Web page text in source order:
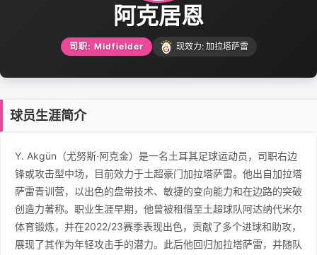
阿克居恩
司职: Midfielder 现效力: 加拉塔萨雷
球员生涯简介
Y. Akgün（尤努斯·阿克金）是一名土耳其足球运动员，司职右边
锋或攻击型中场，目前效力于土超豪门加拉塔萨雷。他出自加拉塔
萨雷青训营，以出色的盘带技术、敏捷的变向能力和在边路的突破
创造力著称。职业生涯早期，他曾被租借至土超球队阿达纳代米尔
体育锻炼，并在2022/23赛季表现出色，贡献了多个进球和助攻，
展现了其作为年轻攻击手的潜力。此后他回归加拉塔萨雷，并随队